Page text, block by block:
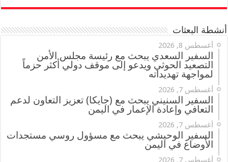
أنشطة البعثات
أغسطس 8, 2026
السفير السعدي يبحث مع رئيسة مجلس الأمن
التصعيد الحوثي ويدعو إلى موقف دولي أكثر حزماً
لمواجهة تهديداته
أغسطس 7, 2026
السفير السنيني يبحث مع (جايكا) تعزيز التعاون لدعم
التعافي وإعادة الإعمار في اليمن
أغسطس 7, 2026
السفير الوحيشي يبحث مع مسؤول روسي مستجدات
الأوضاع في اليمن